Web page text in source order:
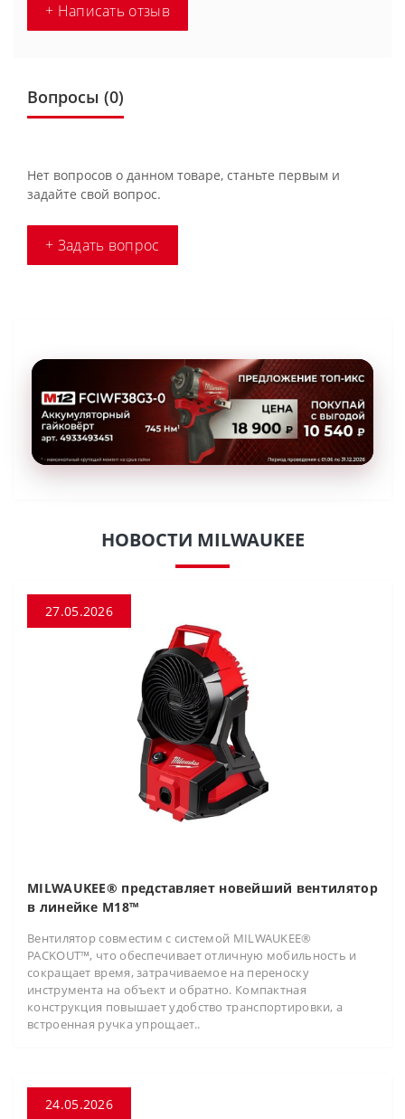
+ Написать отзыв
Вопросы (0)
Нет вопросов о данном товаре, станьте первым и
задайте свой вопрос.
+ Задать вопрос
НОВОСТИ MILWAUKEE
27.05.2026
MILWAUKEE® представляет новейший вентилятор
в линейке M18™
Вентилятор совместим с системой MILWAUKEE®
PACKOUT™, что обеспечивает отличную мобильность и
сокращает время, затрачиваемое на переноску
инструмента на объект и обратно. Компактная
конструкция повышает удобство транспортировки, а
встроенная ручка упрощает..
24.05.2026